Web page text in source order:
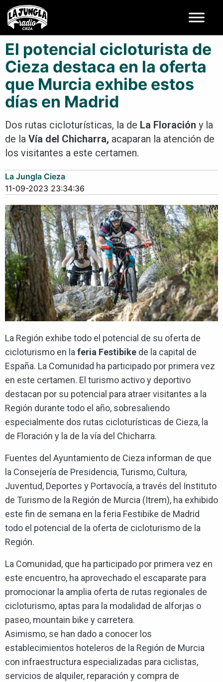
El potencial cicloturista de
Cieza destaca en la oferta
que Murcia exhibe estos
días en Madrid
Dos rutas cicloturísticas, la de La Floración y la
de la Vía del Chicharra, acaparan la atención de
los visitantes a este certamen.
La Jungla Cieza
11-09-2023 23:34:36
La Región exhibe todo el potencial de su oferta de
cicloturismo en laferia Festibike de la capital de
España. La Comunidad ha participado por primera vez
en este certamen. El turismo activo y deportivo
destacan por su potencial para atraer visitantes a la
Región durante todo el año, sobresaliendo
especialmente dos rutas cicloturísticas de Cieza, la
de Floración y la de la vía del Chicharra.
Fuentes del Ayuntamiento de Cieza informan de que
la Consejería de Presidencia, Turismo, Cultura,
Juventud, Deportes y Portavocía, a través del Instituto
de Turismo de la Región de Murcia (Itrem), ha exhibido
este fin de semana en la feria Festibike de Madrid
todo el potencial de la oferta de cicloturismo de la
Región.
La Comunidad, que ha participado por primera vez en
este encuentro, ha aprovechado el escaparate para
promocionar la amplia oferta de rutas regionales de
cicloturismo, aptas para la modalidad de alforjas o
paseo, mountain bike y carretera.
Asimismo, se han dado a conocer los
establecimientos hoteleros de la Región de Murcia
con infraestructura especializadas para ciclistas,
servicios de alquiler, reparación y compra de